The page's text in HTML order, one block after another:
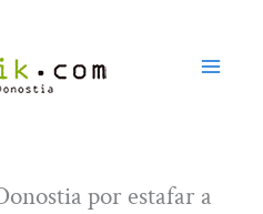
por estafar a